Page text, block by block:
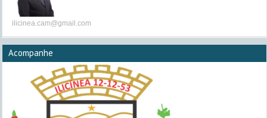
ilicinea.cam@gmail.com
Acompanhe